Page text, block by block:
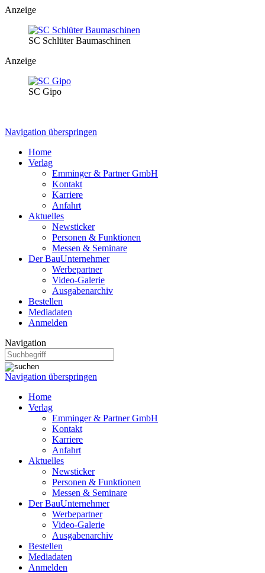
Anzeige
SC Schlüter Baumaschinen
Anzeige
SC Gipo
Navigation überspringen
Home
Verlag
Emminger & Partner GmbH
Kontakt
Karriere
Anfahrt
Aktuelles
Newsticker
Personen & Funktionen
Messen & Seminare
Der BauUnternehmer
Werbepartner
Video-Galerie
Ausgabenarchiv
Bestellen
Mediadaten
Anmelden
Navigation
Navigation überspringen
Home
Verlag
Emminger & Partner GmbH
Kontakt
Karriere
Anfahrt
Aktuelles
Newsticker
Personen & Funktionen
Messen & Seminare
Der BauUnternehmer
Werbepartner
Video-Galerie
Ausgabenarchiv
Bestellen
Mediadaten
Anmelden